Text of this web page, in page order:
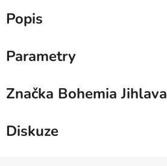
Popis
Parametry
Značka Bohemia Jihlava
Diskuze